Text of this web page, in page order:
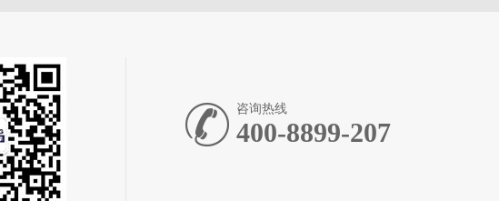
咨询热线
400-8899-207